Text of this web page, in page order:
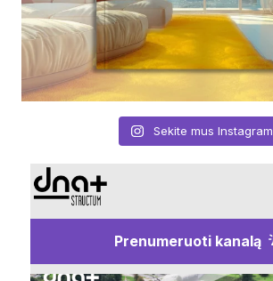
Sekite mus Instagram
Prenumeruoti kanalą